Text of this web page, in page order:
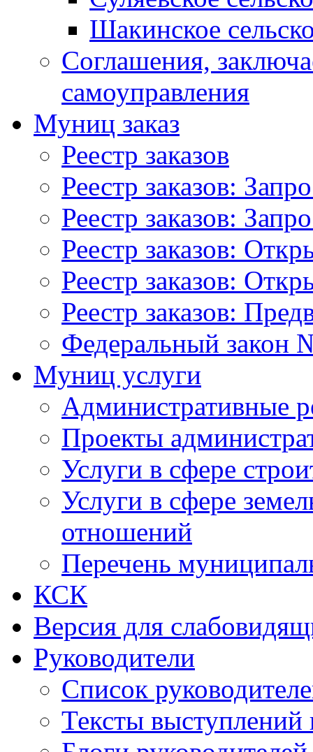
Шакинское
Соглашения,
самоуправления
Муниц заказ
Реестр заказов
Реестр заказов:
Реестр заказов:
Реестр заказов:
Реестр заказов:
Реестр заказов:
Федеральный закон
Муниц услуги
Административные
Проекты
Услуги в сфере
Услуги в сфере
отношений
Перечень
КСК
Версия для
Руководители
Список
Тексты выступлений